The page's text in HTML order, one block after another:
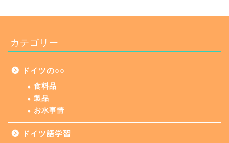
カテゴリー
ドイツの○○
食料品
製品
お水事情
ドイツ語学習